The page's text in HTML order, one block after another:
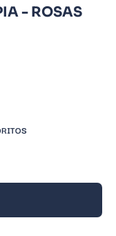
- ROSAS